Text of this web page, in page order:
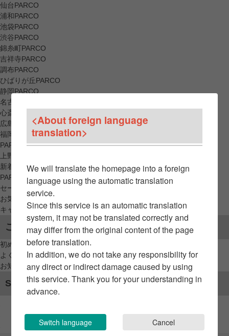
仙台PARCO
浦和PARCO
池袋PARCO
渋谷PARCO
錦糸町PARCO
吉祥寺PARCO
調布PARCO
ひばりが丘PARCO
静岡PARCO
名古屋PARCO
心斎橋PARCO
広島PARCO
福岡PARCO
PARCO_ya
上野
新着アイテムから探す
PARCO限定アイテムから探す
セールアイテムから探す
お気に入りから探す
キャンペーン/クーポン対象から探す
ご利用案内
初めてのお客様へ
よくあるご質問 / お問い合わせ
お知らせ
SNSアカウント
<About foreign language
translation>
We will translate the homepage into a foreign
language using the automatic translation
service.
Since this service is an automatic translation
system, it may not be translated correctly and
may differ from the original content of the page
before translation.
In addition, we do not take any responsibility for
any direct or indirect damage caused by using
this service. Thank you for your understanding in
advance.
Switch language Cancel